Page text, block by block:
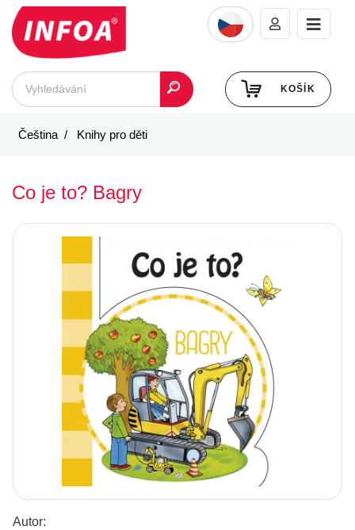
KOŠÍK
Čeština Knihy pro děti
Co je to? Bagry
Autor: